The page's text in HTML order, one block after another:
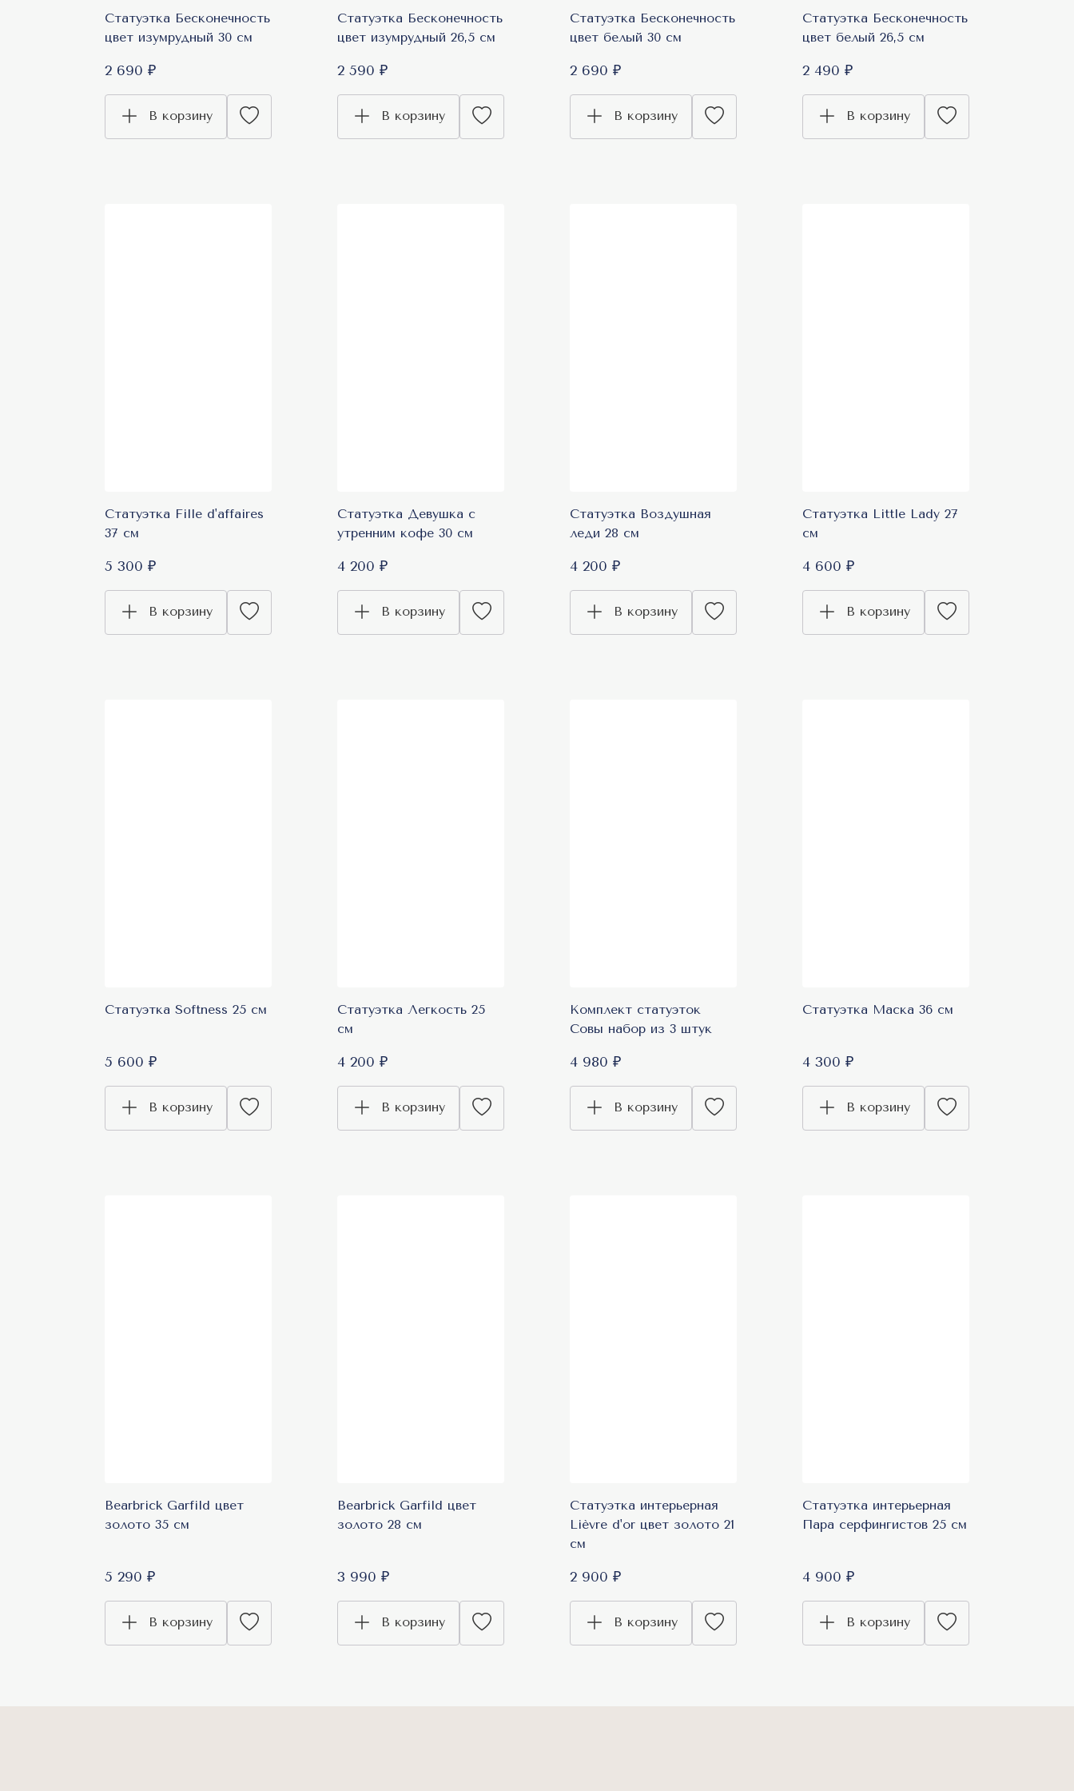
Статуэтка Бесконечность
цвет изумрудный 30 см
2 690 ₽
В корзину
Статуэтка Бесконечность
цвет изумрудный 26,5 см
2 590 ₽
В корзину
Статуэтка Бесконечность
цвет белый 30 см
2 690 ₽
В корзину
Статуэтка Бесконечность
цвет белый 26,5 см
2 490 ₽
В корзину
Статуэтка Fille d'affaires
37 см
5 300 ₽
В корзину
Статуэтка Девушка с
утренним кофе 30 см
4 200 ₽
В корзину
Статуэтка Воздушная
леди 28 см
4 200 ₽
В корзину
Статуэтка Little Lady 27
см
4 600 ₽
В корзину
Статуэтка Softness 25 см
5 600 ₽
В корзину
Статуэтка Легкость 25
см
4 200 ₽
В корзину
Комплект статуэток
Совы набор из 3 штук
4 980 ₽
В корзину
Статуэтка Маска 36 см
4 300 ₽
В корзину
Bearbrick Garfild цвет
золото 35 см
5 290 ₽
В корзину
Bearbrick Garfild цвет
золото 28 см
3 990 ₽
В корзину
Статуэтка интерьерная
Lièvre d'or цвет золото 21
см
2 900 ₽
В корзину
Статуэтка интерьерная
Пара серфингистов 25 см
4 900 ₽
В корзину